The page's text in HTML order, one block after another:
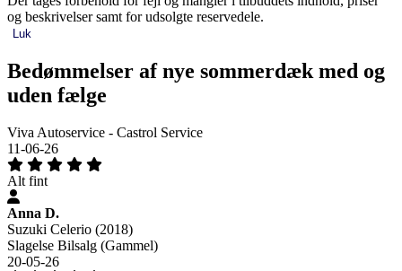
og beskrivelser samt for udsolgte reservedele.
Luk
Bedømmelser af nye sommerdæk med og
uden fælge
Viva Autoservice - Castrol Service
11-06-26
Alt fint
Anna D.
Suzuki Celerio (2018)
Slagelse Bilsalg (Gammel)
20-05-26